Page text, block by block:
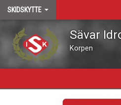
SKIDSKYTTE
Sävar
Korpen